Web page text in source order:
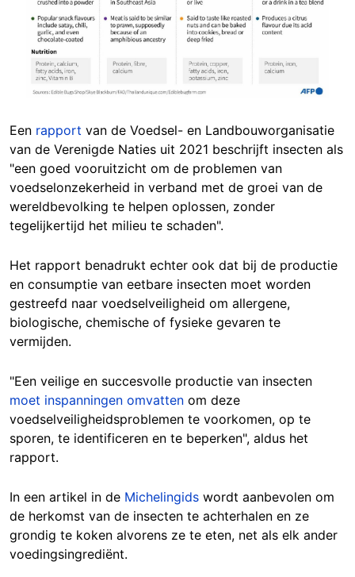
Een rapport van de Voedsel- en Landbouworganisatie
van de Verenigde Naties uit 2021 beschrijft insecten als
"een goed vooruitzicht om de problemen van
voedselonzekerheid in verband met de groei van de
wereldbevolking te helpen oplossen, zonder
tegelijkertijd het milieu te schaden".
Het rapport benadrukt echter ook dat bij de productie
en consumptie van eetbare insecten moet worden
gestreefd naar voedselveiligheid om allergene,
biologische, chemische of fysieke gevaren te
vermijden.
"Een veilige en succesvolle productie van insecten
moet inspanningen omvatten om deze
voedselveiligheidsproblemen te voorkomen, op te
sporen, te identificeren en te beperken", aldus het
rapport.
In een artikel in de Michelingids wordt aanbevolen om
de herkomst van de insecten te achterhalen en ze
grondig te koken alvorens ze te eten, net als elk ander
voedingsingrediënt.